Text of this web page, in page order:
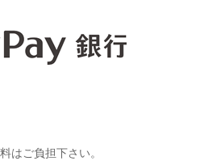
はご負担下さい。